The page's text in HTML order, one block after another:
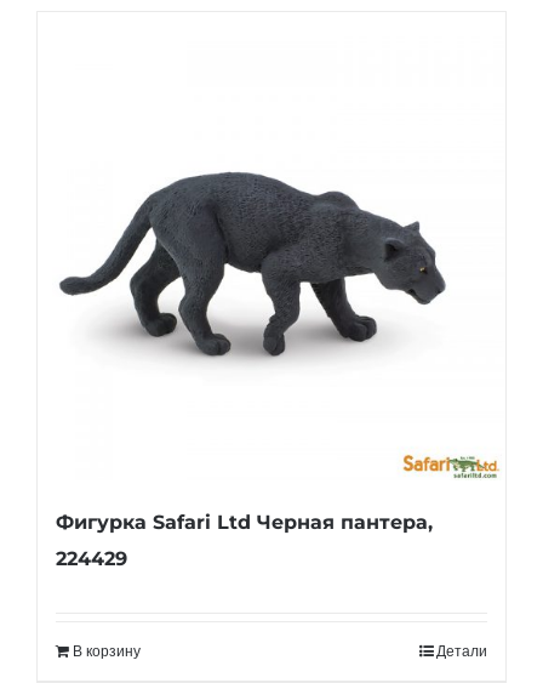
Фигурка Safari Ltd Черная пантера,
224429
В корзину Детали